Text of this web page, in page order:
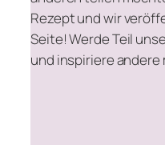
Rezept und wir
Seite! Werde Teil
und inspiriere